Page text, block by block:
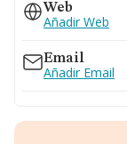
Web
Añadir Web
Email
Añadir Email